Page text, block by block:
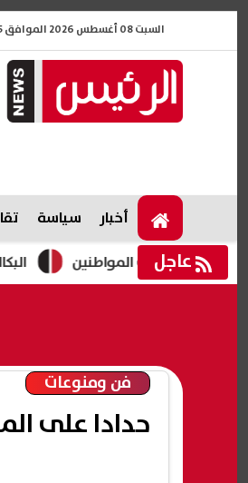
السبت 08 أغسطس 2026 الموافق 25 صفر 1448
أخبار سياسة
عاجل البكالوريا 2026.. كل ما تريد معرفته عن النظام الجديد والمسارات ومواد الدراسة على المواطنين
فن ومنوعات
حدادا على